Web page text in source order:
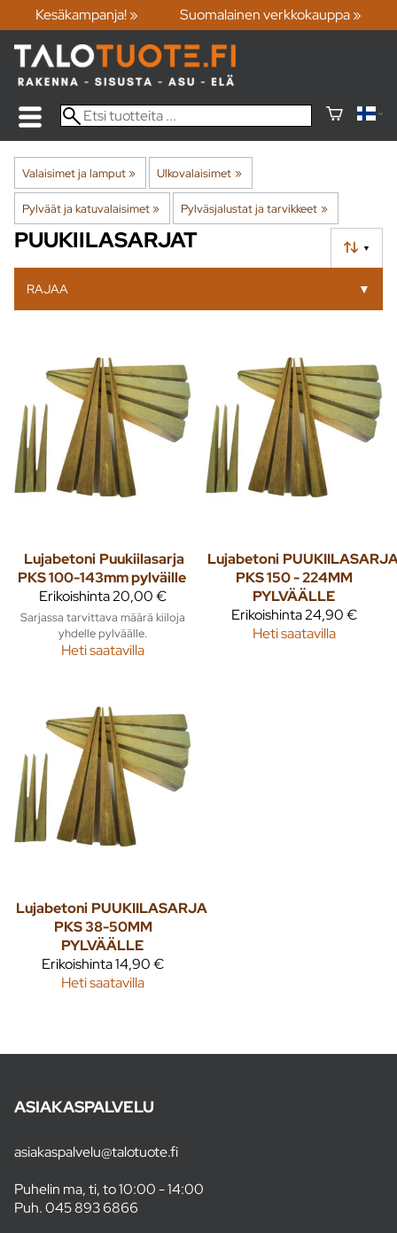
Kesäkampanja! » Suomalainen verkkokauppa »
Valaisimet ja lamput‪» Ulkovalaisimet ‪»
Pylväät ja katuvalaisimet‪» Pylväsjalustat ja tarvikkeet ‪»
▼
PUUKIILASARJAT
RAJAA ▼
Lujabetoni Puukiilasarja
PKS 100-143mm pylväille
Erikoishinta20,00 €
Sarjassa tarvittava määrä kiiloja
yhdelle pylväälle.
Heti saatavilla
Lujabetoni
PKS 150 - 224MM
PYLVÄÄLLE
Erikoishinta24,90 €
Heti saatavilla
Lujabetoni PUUKIILASARJA
PKS 38-50MM
PYLVÄÄLLE
Erikoishinta14,90 €
Heti saatavilla
ASIAKASPALVELU
asiakaspalvelu@talotuote.fi
Puhelin ma, ti, to 10:00 - 14:00
Puh.045 893 6866